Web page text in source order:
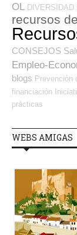
OL DIVERSIDAD
recursos
CONSEJOS
Empleo-
blogs Prevención
financiación
prácticas
WEBS AMIGAS